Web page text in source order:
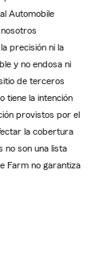
Automobile
precisión ni la
y no endosa ni
de terceros
tiene la intención
provistos por el
la cobertura
no son una lista
Farm no garantiza